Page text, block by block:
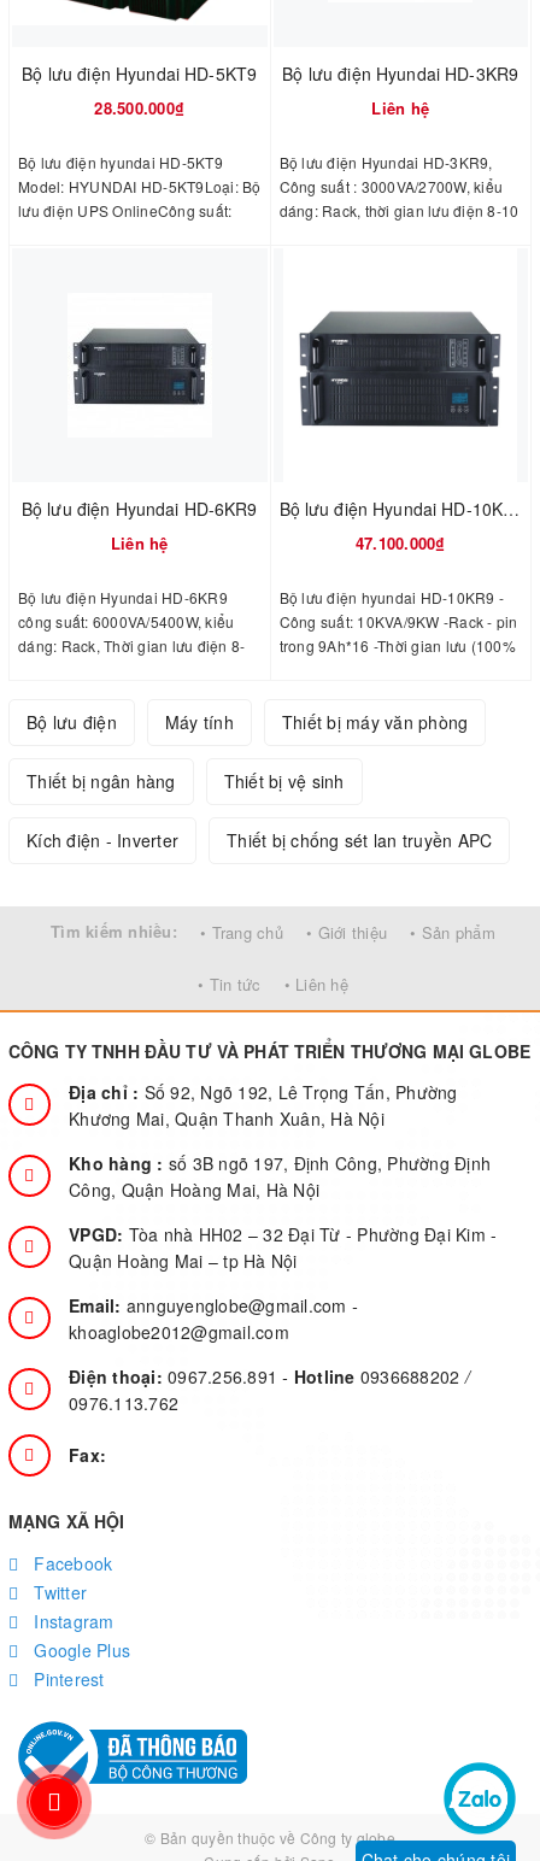
Bộ lưu điện Hyundai HD-5KT9
28.500.000₫
Bộ lưu điện hyundai HD-5KT9
Model: HYUNDAI HD-5KT9Loại: Bộ
lưu điện UPS OnlineCông suất:
Bộ lưu điện Hyundai HD-3KR9
Liên hệ
Bộ lưu điện Hyundai HD-3KR9,
Công suất : 3000VA/2700W, kiểu
dáng: Rack, thời gian lưu điện 8-10
Bộ lưu điện Hyundai HD-6KR9
Liên hệ
Bộ lưu điện Hyundai HD-6KR9
công suất: 6000VA/5400W, kiểu
dáng: Rack, Thời gian lưu điện 8-
Bộ lưu điện Hyundai HD-10KR9
47.100.000₫
Bộ lưu điện hyundai HD-10KR9 -
Công suất: 10KVA/9KW -Rack - pin
trong 9Ah*16 -Thời gian lưu (100%
Bộ lưu điện Máy tính Thiết bị máy văn phòng
Thiết bị ngân hàng Thiết bị vệ sinh
Kích điện - Inverter Thiết bị chống sét lan truyền APC
Tìm kiếm nhiều: • Trang chủ • Giới thiệu • Sản phẩm
• Tin tức • Liên hệ
CÔNG TY TNHH ĐẦU TƯ VÀ PHÁT TRIỂN THƯƠNG MẠI GLOBE
Địa chỉ : Số 92, Ngõ 192, Lê Trọng Tấn, Phường
Khương Mai, Quận Thanh Xuân, Hà Nội
Kho hàng : số 3B ngõ 197, Định Công, Phường Định
Công, Quận Hoàng Mai, Hà Nội
VPGD: Tòa nhà HH02 – 32 Đại Từ - Phường Đại Kim -
Quận Hoàng Mai – tp Hà Nội
Email: annguyenglobe@gmail.com -
khoaglobe2012@gmail.com
Điện thoại: 0967.256.891- Hotline 0936688202/
0976.113.762
Fax:
MẠNG XÃ HỘI
Facebook
Twitter
Instagram
Google Plus
Pinterest
© Bản quyền thuộc về Công ty globe